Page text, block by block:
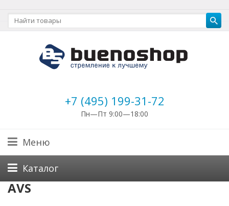
+7 (495) 199-31-72
Пн—Пт 9:00—18:00
Меню
Каталог
AVS